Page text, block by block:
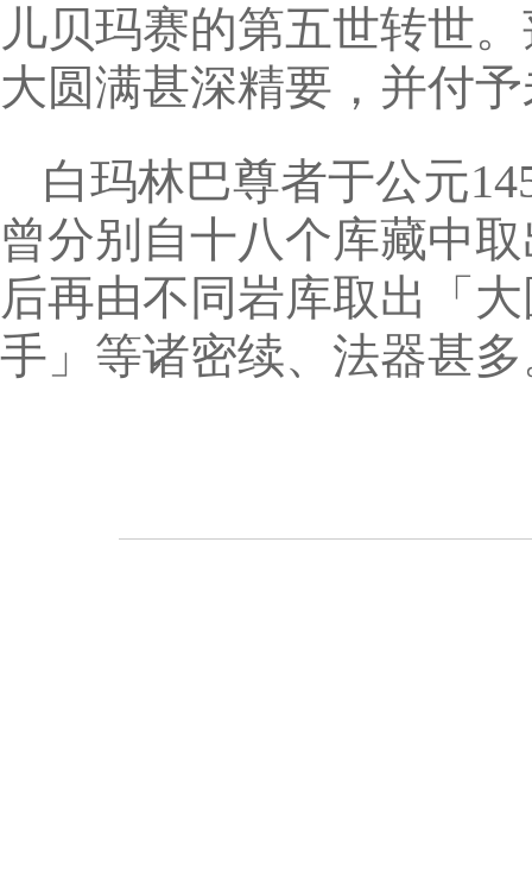
儿贝玛赛的第五世转世
大圆满甚深精要，并付
白玛林巴尊者于公元
曾分别自十八个库藏中
后再由不同岩库取出「
手」等诸密续、法器甚